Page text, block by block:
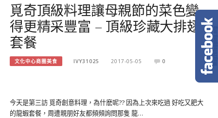
覓奇頂級料理讓母親節的菜色變
得更精采豐富 – 頂級珍藏大排翅
套餐
文化中心商圈美食 IVY31025 2017-05-05 0
今天是第三訪 覓奇創意料理，為什麽呢?? 因為上次來吃過 好吃又肥大
的龍蝦套餐，周遭親朋好友都頻頻詢問那隻 龍…